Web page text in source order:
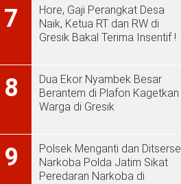
7
Hore, Gaji Perangkat Desa
Naik, Ketua RT dan RW di
Gresik Bakal Terima Insentif !
8
Dua Ekor Nyambek Besar
Berantem di Plafon Kagetkan
Warga di Gresik
9
Polsek Menganti dan Ditserse
Narkoba Polda Jatim Sikat
Peredaran Narkoba di